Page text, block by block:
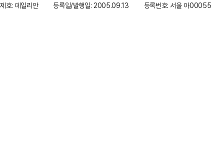
제호: 데일리안
등록일/발행일: 2005.09.13 등록번호: 서울 아00055